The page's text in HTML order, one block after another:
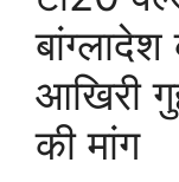
आखिरी
की मांग